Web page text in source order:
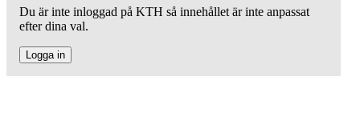
Du är inte inloggad på KTH så innehållet är inte anpassat
efter dina val.
Logga in